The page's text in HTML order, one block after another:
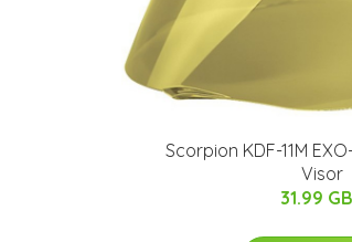
Scorpion KDF-11M
Visor
31.99